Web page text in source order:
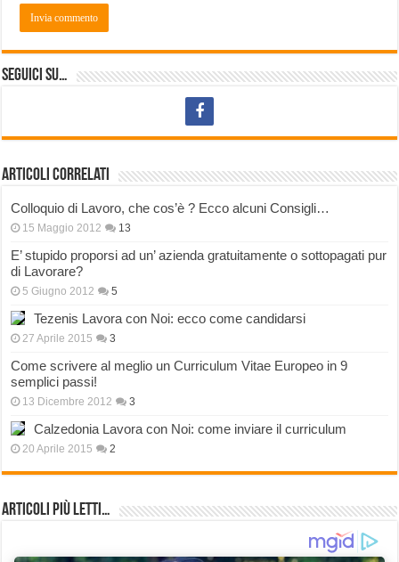
Seguici su…
Articoli correlati
Colloquio di Lavoro, che cos’è ? Ecco alcuni Consigli…
15 Maggio 2012 13
E’ stupido proporsi ad un’ azienda gratuitamente o sottopagati pur
di Lavorare?
5 Giugno 2012 5
Tezenis Lavora con Noi: ecco come candidarsi
27 Aprile 2015 3
Come scrivere al meglio un Curriculum Vitae Europeo in 9
semplici passi!
13 Dicembre 2012 3
Calzedonia Lavora con Noi: come inviare il curriculum
20 Aprile 2015 2
Articoli più Letti…